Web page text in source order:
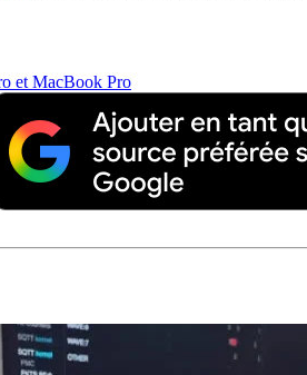
et MacBook Pro